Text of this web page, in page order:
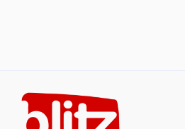
content